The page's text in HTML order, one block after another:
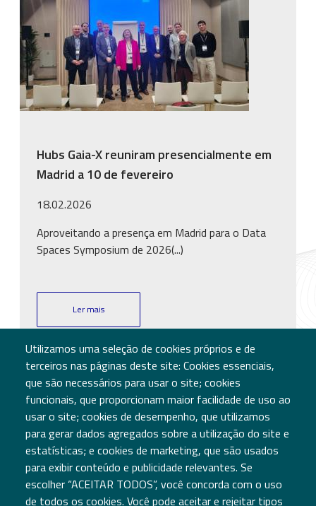
Hubs Gaia-X reuniram presencialmente em
Madrid a 10 de fevereiro
18.02.2026
Aproveitando a presença em Madrid para o Data
Spaces Symposium de 2026(...)
Ler mais
Utilizamos uma seleção de cookies próprios e de
terceiros nas páginas deste site: Cookies essenciais,
que são necessários para usar o site; cookies
funcionais, que proporcionam maior facilidade de uso ao
usar o site; cookies de desempenho, que utilizamos
para gerar dados agregados sobre a utilização do site e
estatísticas; e cookies de marketing, que são usados
para exibir conteúdo e publicidade relevantes. Se
escolher “ACEITAR TODOS”, você concorda com o uso
de todos os cookies. Você pode aceitar e rejeitar tipos